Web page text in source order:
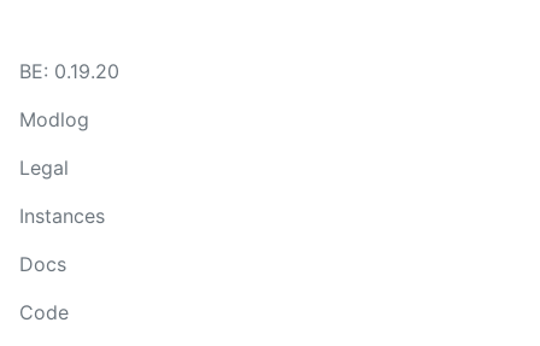
BE: 0.19.20
Modlog
Legal
Instances
Docs
Code